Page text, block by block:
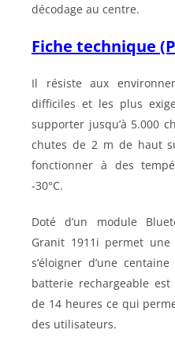
décodage au centre.
Fiche technique
Il résiste aux
difficiles et les plus
supporter jusqu’à 5.000
chutes de 2 m de haut
fonctionner à des
-30°C.
Doté d’un module
Granit 1911i permet
s’éloigner d’une
batterie rechargeable est
de 14 heures ce qui
des utilisateurs.